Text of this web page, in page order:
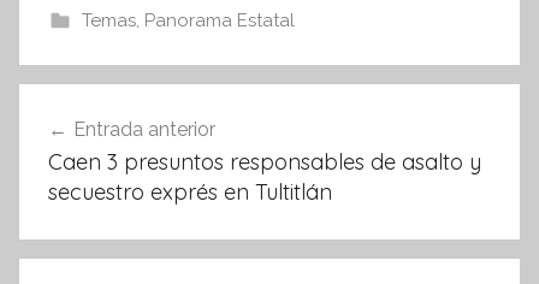
e
b
o
k
er s
A
p
Temas, Panorama Estatal
de
entradas
Entrada anterior
Caen 3 presuntos responsables de asalto y
secuestro exprés en Tultitlán